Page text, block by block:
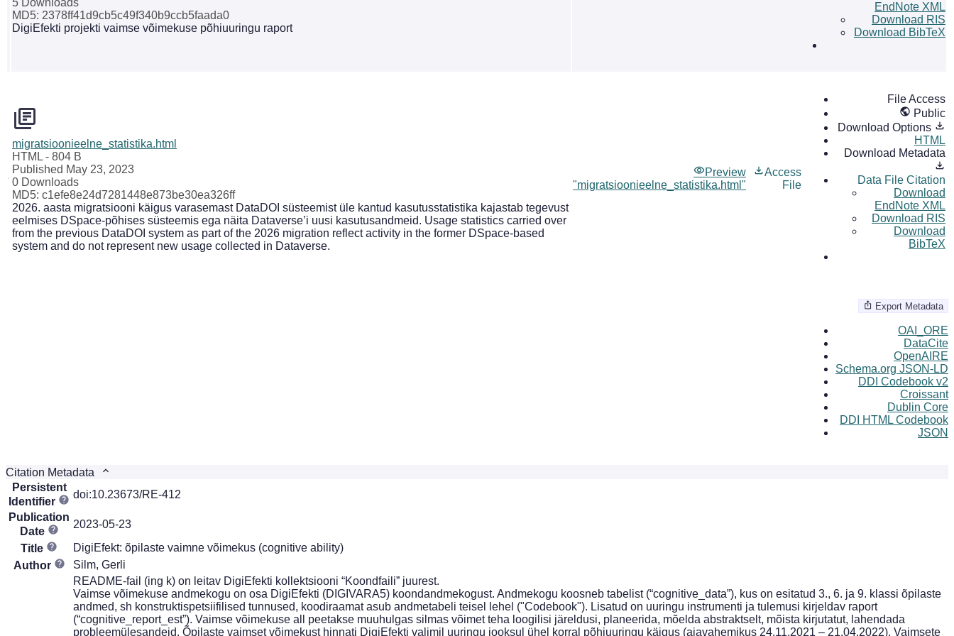
MD5: 2378ff41d9cb5c49f340b9ccb5faada0
DigiEfekti projekti vaimse võimekuse põhiuuringu raport
EndNote XML
Download RIS
Download BibTeX
migratsioonieelne_statistika.html
HTML - 804 B
Published May 23, 2023
0 Downloads
MD5: c1efe8e24d7281448e873be30ea326ff
2026. aasta migratsiooni käigus varasemast DataDOI süsteemist üle kantud kasutusstatistika kajastab tegevust
eelmises DSpace-põhises süsteemis ega näita Dataverse’i uusi kasutusandmeid. Usage statistics carried over
from the previous DataDOI system as part of the 2026 migration reflect activity in the former DSpace-based
system and do not represent new usage collected in Dataverse.
Preview
"migratsioonieelne_statistika.html"
Access
File
File Access
Public
Download Options
HTML
Download Metadata
Data File Citation
Download
EndNote XML
Download RIS
Download
BibTeX
Export Metadata
OAI_ORE
DataCite
OpenAIRE
Schema.org JSON-LD
DDI Codebook v2
Croissant
Dublin Core
DDI HTML Codebook
JSON
Citation Metadata
Persistent
Identifier
doi:10.23673/RE-412
Publication
Date
2023-05-23
Title
DigiEfekt: õpilaste vaimne võimekus (cognitive ability)
Author
Silm, Gerli
README-fail (ing k) on leitav DigiEfekti kollektsiooni “Koondfaili” juurest.
Vaimse võimekuse andmekogu on osa DigiEfekti (DIGIVARA5) koondandmekogust. Andmekogu koosneb tabelist (“cognitive_data”), kus on esitatud 3., 6. ja 9. klassi õpilaste
andmed, sh konstruktispetsiifilised tunnused, koodiraamat asub andmetabeli teisel lehel ("Codebook"). Lisatud on uuringu instrumenti ja tulemusi kirjeldav raport
(“cognitive_report_est”). Vaimse võimekuse all peetakse muuhulgas silmas võimet teha loogilisi järeldusi, planeerida, mõelda abstraktselt, mõista kirjutatut, lahendada
probleemülesandeid. Õpilaste vaimset võimekust hinnati DigiEfekti valimil uuringu jooksul ühel korral põhiuuringu käigus (ajavahemikus 24.11.2021 – 21.04.2022). Vaimsete